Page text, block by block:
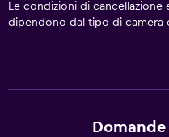
Ristoranti
Forno a microonde
Le condizioni di
dipendono dal tipo di camera